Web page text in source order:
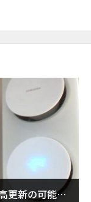
更新の可能性